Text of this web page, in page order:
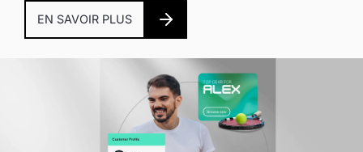
EN SAVOIR PLUS